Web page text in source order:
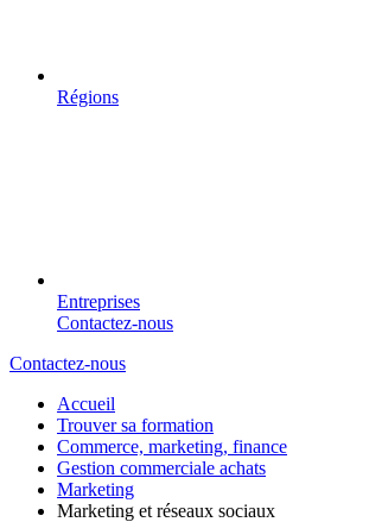
Régions
Entreprises
Contactez-nous
Contactez-nous
Accueil
Trouver sa formation
Commerce, marketing, finance
Gestion commerciale achats
Marketing
Marketing et réseaux sociaux